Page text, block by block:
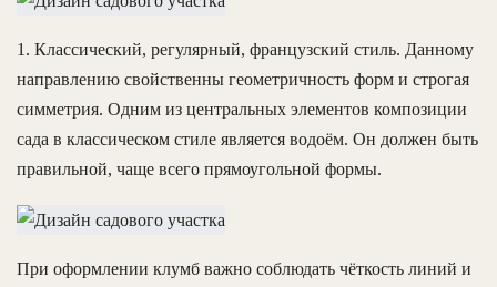
1. Классический, регулярный, французский стиль. Данному
направлению свойственны геометричность форм и строгая
симметрия. Одним из центральных элементов композиции
сада в классическом стиле является водоём. Он должен быть
правильной, чаще всего прямоугольной формы.
При оформлении клумб важно соблюдать чёткость линий и